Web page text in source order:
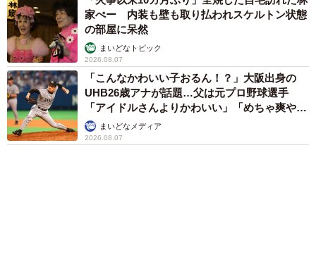
「火事以来10カ月ぶり」全焼した自宅訪れた林
家ぺー 内装も壁も取り払われスケルトン状態
の部屋に呆然
まいどなトピック
６位以降を見る
まいどなファミリー
（新着記事順）